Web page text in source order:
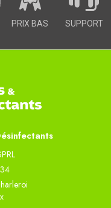
PRIX BAS SUPPORT